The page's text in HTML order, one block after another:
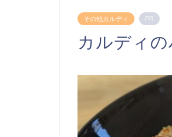
その他カルディ PR
カルディ